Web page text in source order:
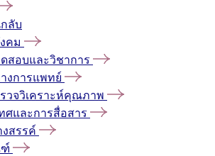
ลับ
คม
สอบและวิชาการ
งการแพทย์
วจวิเคราะห์คุณภาพ
ศและการสื่อสาร
สรรค์